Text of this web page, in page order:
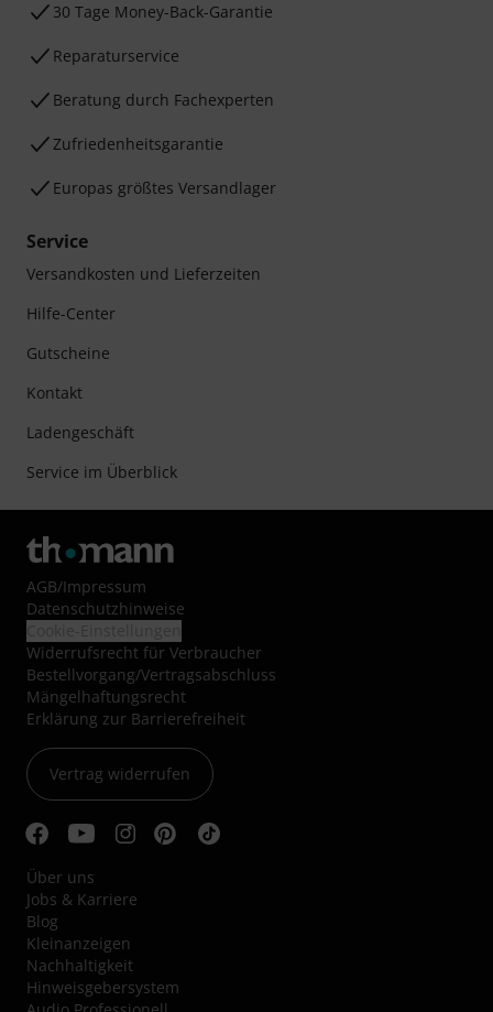
30 Tage Money-Back-Garantie
Reparaturservice
Beratung durch Fachexperten
Zufriedenheitsgarantie
Europas größtes Versandlager
Service
Versandkosten und Lieferzeiten
Hilfe-Center
Gutscheine
Kontakt
Ladengeschäft
Service im Überblick
AGB/Impressum
Datenschutzhinweise
Widerrufsrecht für Verbraucher
Bestellvorgang/Vertragsabschluss
Mängelhaftungsrecht
Erklärung zur Barrierefreiheit
Vertrag widerrufen
Über uns
Jobs & Karriere
Blog
Kleinanzeigen
Nachhaltigkeit
Hinweisgebersystem